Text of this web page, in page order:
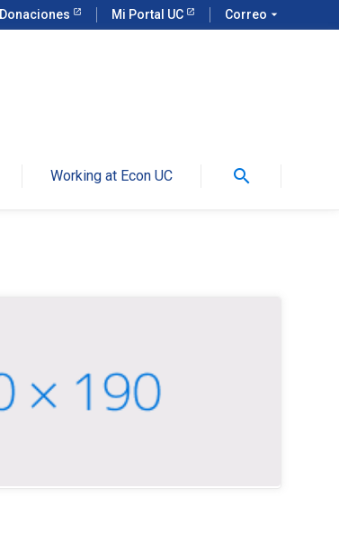
Donaciones Mi Portal UC Correo arrow_drop_down
Working at Econ UC search